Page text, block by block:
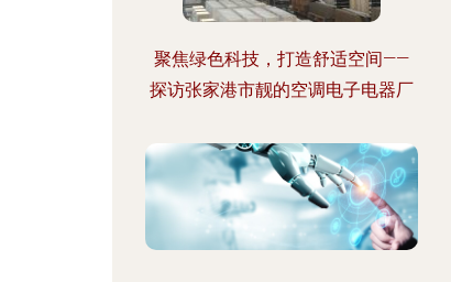
聚焦绿色科技，打造舒适空间——
探访张家港市靓的空调电子电器厂